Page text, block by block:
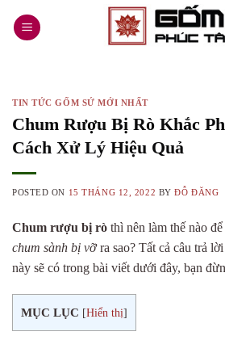
TIN TỨC GỐM SỨ MỚI NHẤT
Chum Rượu Bị Rò Khắc
Cách Xử Lý Hiệu Quả
POSTED ON 15 THÁNG 12, 2022 BYĐỖ ĐĂNG
Chum rượu bị rò thì nên làm thế nào
chum sành bị vỡra sao? Tất cả câu trả
này sẽ có trong bài viết dưới đây, bạn
MỤC LỤC [Hiển thị]